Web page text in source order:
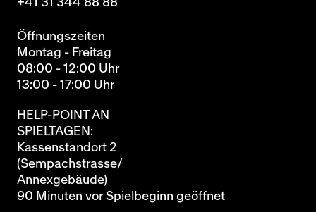
+41 31 344 88 88
Öffnungszeiten
Montag - Freitag
08:00 - 12:00 Uhr
13:00 - 17:00 Uhr
HELP-POINT AN
SPIELTAGEN:
Kassenstandort 2
(Sempachstrasse/
Annexgebäude)
90 Minuten vor Spielbeginn geöffnet